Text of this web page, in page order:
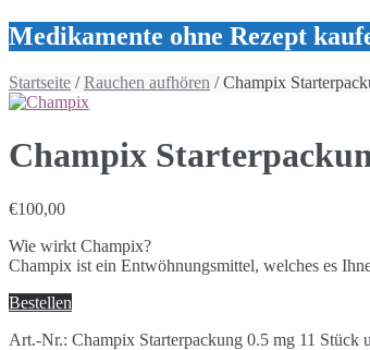
Medikamente ohne Rezept
Startseite /Rauchen aufhören / Champix
Champix
€100,00
Wie wirkt Champix?
Champix ist ein Entwöhnungsmittel, welches es
Bestellen
Art.-Nr.: Champix Starterpackung 0.5 mg 11 Stück